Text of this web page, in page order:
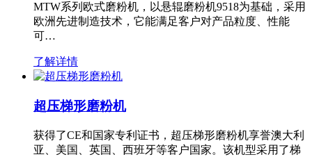
MTW系列欧式磨粉机，以悬辊磨粉机9518为基础，采用
欧洲先进制造技术，它能满足客户对产品粒度、性能
可…
了解详情
超压梯形磨粉机
获得了CE和国家专利证书，超压梯形磨粉机享誉澳大利
亚、美国、英国、西班牙等客户国家。该机型采用了梯